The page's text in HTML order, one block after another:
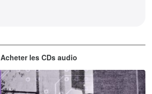
Acheter les CDs audio